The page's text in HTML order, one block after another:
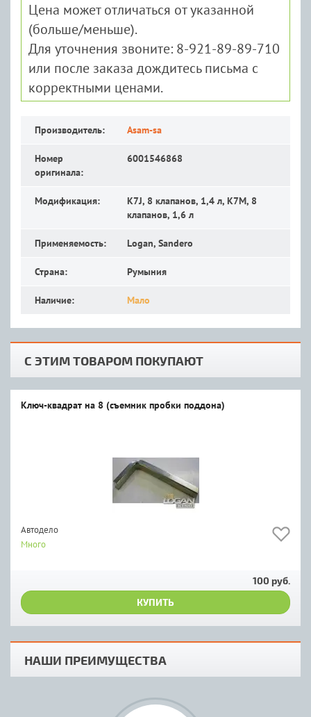
Цена может отличаться от указанной
(больше/меньше).
Для уточнения звоните: 8-921-89-89-710
или после заказа дождитесь письма с
корректными ценами.
Производитель: Asam-sa
Номер
оригинала:
6001546868
Модификация:
K7J, 8 клапанов, 1,4 л, K7M, 8
клапанов, 1,6 л
Применяемость: Logan, Sandero
Страна: Румыния
Наличие: Мало
С ЭТИМ ТОВАРОМ ПОКУПАЮТ
Ключ-квадрат на 8 (съемник пробки поддона)
Автодело
Много
100 руб.
КУПИТЬ
НАШИ ПРЕИМУЩЕСТВА